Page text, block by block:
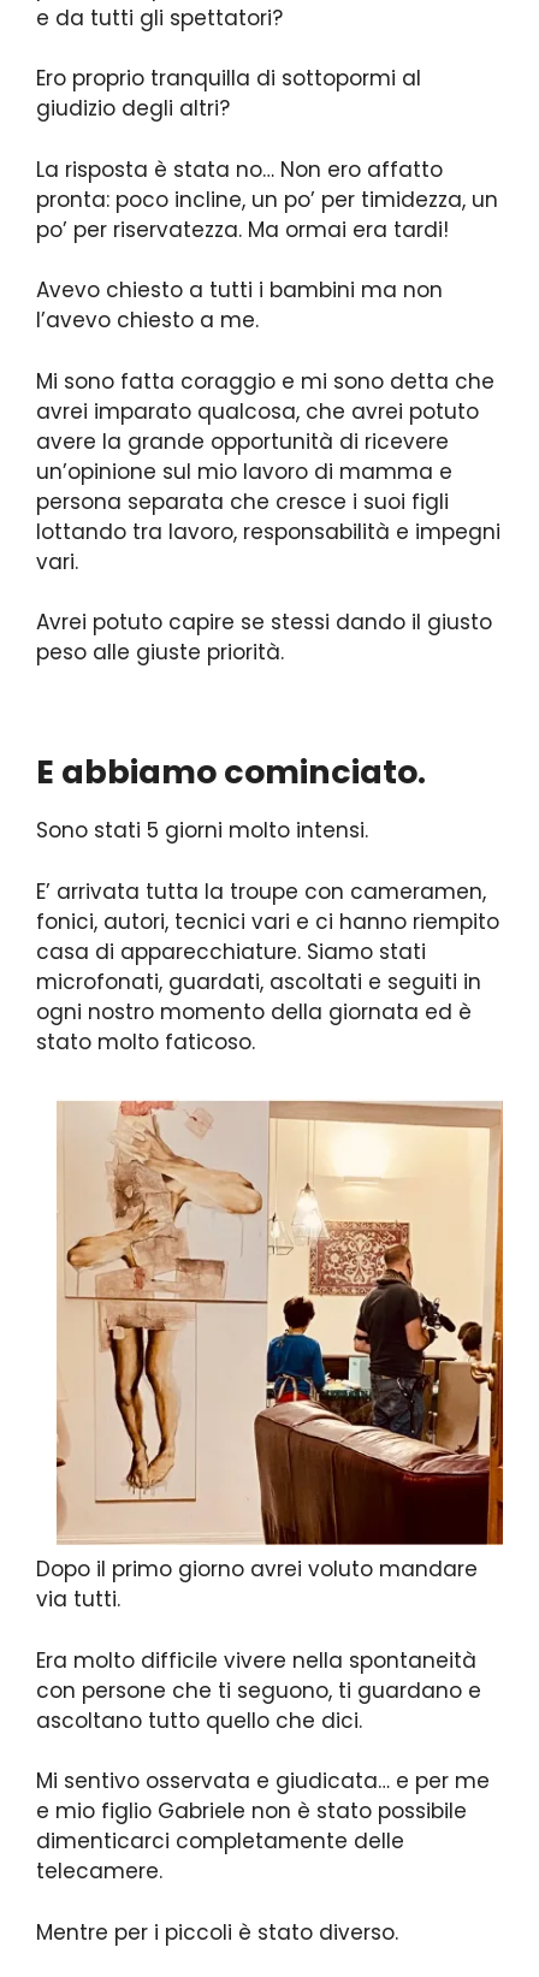
e da tutti gli spettatori?
Ero proprio tranquilla di sottopormi al
giudizio degli altri?
La risposta è stata no… Non ero affatto
pronta: poco incline, un po’ per timidezza, un
po’ per riservatezza. Ma ormai era tardi!
Avevo chiesto a tutti i bambini ma non
l’avevo chiesto a me.
Mi sono fatta coraggio e mi sono detta che
avrei imparato qualcosa, che avrei potuto
avere la grande opportunità di ricevere
un’opinione sul mio lavoro di mamma e
persona separata che cresce i suoi figli
lottando tra lavoro, responsabilità e impegni
vari.
Avrei potuto capire se stessi dando il giusto
peso alle giuste priorità.
E abbiamo cominciato.
Sono stati 5 giorni molto intensi.
E’ arrivata tutta la troupe con cameramen,
fonici, autori, tecnici vari e ci hanno riempito
casa di apparecchiature. Siamo stati
microfonati, guardati, ascoltati e seguiti in
ogni nostro momento della giornata ed è
stato molto faticoso.
Dopo il primo giorno avrei voluto mandare
via tutti.
Era molto difficile vivere nella spontaneità
con persone che ti seguono, ti guardano e
ascoltano tutto quello che dici.
Mi sentivo osservata e giudicata… e per me
e mio figlio Gabriele non è stato possibile
dimenticarci completamente delle
telecamere.
Mentre per i piccoli è stato diverso.